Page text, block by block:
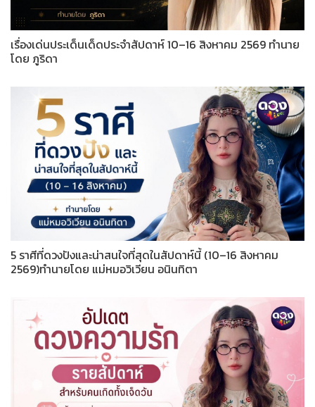
เรื่องเด่นประเด็นเด็ดประจำสัปดาห์ 10–16 สิงหาคม 2569 ทำนาย
โดย ภูริดา
5 ราศีที่ดวงปังและน่าสนใจที่สุดในสัปดาห์นี้ (10–16 สิงหาคม
2569)ทำนายโดย แม่หมอวิเวียน อนินทิตา